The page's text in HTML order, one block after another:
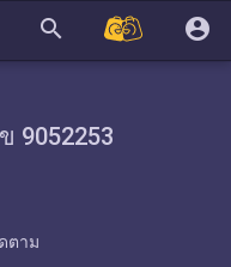
search account_circle
9052253
ตาม